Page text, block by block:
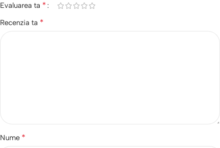
Evaluarea ta *
Recenzia ta *
Nume *